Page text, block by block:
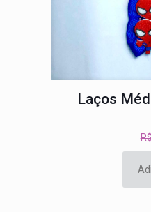
Laços